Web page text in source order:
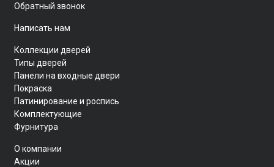
Обратный звонок
Написать нам
Коллекции дверей
Типы дверей
Панели на входные двери
Покраска
Патинирование и роспись
Комплектующие
Фурнитура
О компании
Акции